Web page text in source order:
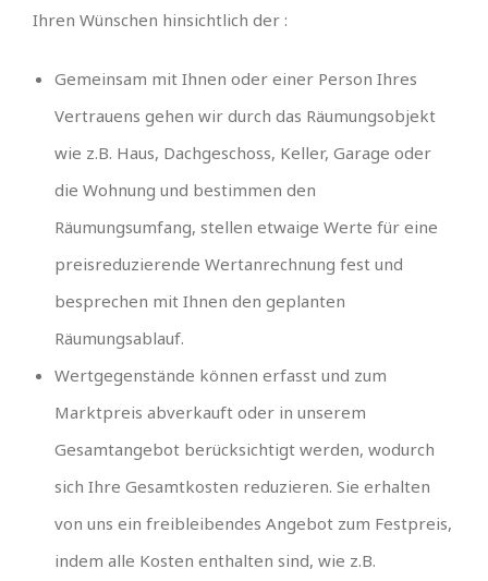
Ihren Wünschen hinsichtlich der :
Gemeinsam mit Ihnen oder einer Person Ihres
Vertrauens gehen wir durch das Räumungsobjekt
wie z.B. Haus, Dachgeschoss, Keller, Garage oder
die Wohnung und bestimmen den
Räumungsumfang, stellen etwaige Werte für eine
preisreduzierende Wertanrechnung fest und
besprechen mit Ihnen den geplanten
Räumungsablauf.
Wertgegenstände können erfasst und zum
Marktpreis abverkauft oder in unserem
Gesamtangebot berücksichtigt werden, wodurch
sich Ihre Gesamtkosten reduzieren. Sie erhalten
von uns ein freibleibendes Angebot zum Festpreis,
indem alle Kosten enthalten sind, wie z.B.